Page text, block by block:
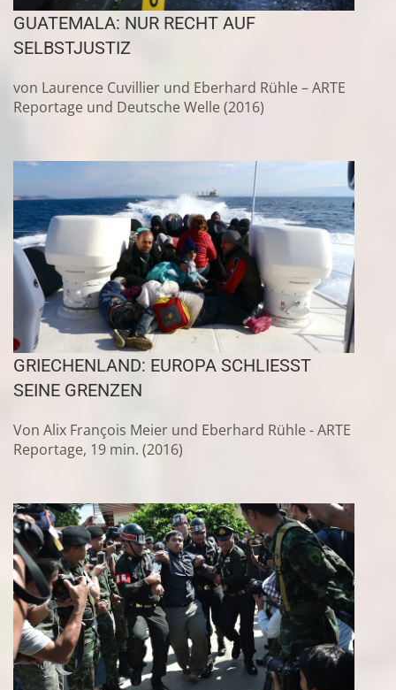
GUATEMALA: NUR RECHT AUF
SELBSTJUSTIZ
von Laurence Cuvillier und Eberhard Rühle – ARTE
Reportage und Deutsche Welle (2016)
GRIECHENLAND: EUROPA SCHLIESST S
EINE GRENZEN
Von Alix François Meier und Eberhard Rühle - ARTE
Reportage, 19 min. (2016)